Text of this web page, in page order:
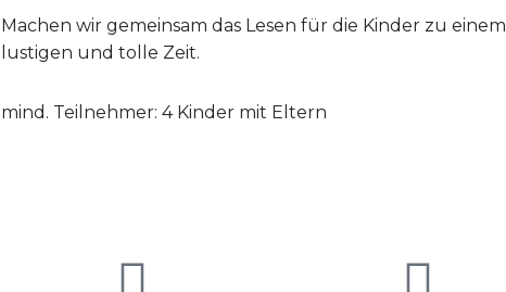
Machen wir gemeinsam das Lesen für die Kinder zu einem
lustigen und tolle Zeit.
mind. Teilnehmer: 4 Kinder mit Eltern